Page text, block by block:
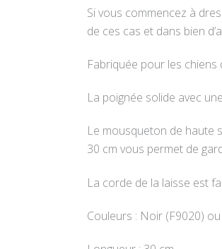
Si vous commencez à
de ces cas et dans bien
Fabriquée pour les
La poignée solide avec
Le mousqueton de haute
30 cm vous permet de
La corde de la laisse est
Couleurs : Noir (F9020)